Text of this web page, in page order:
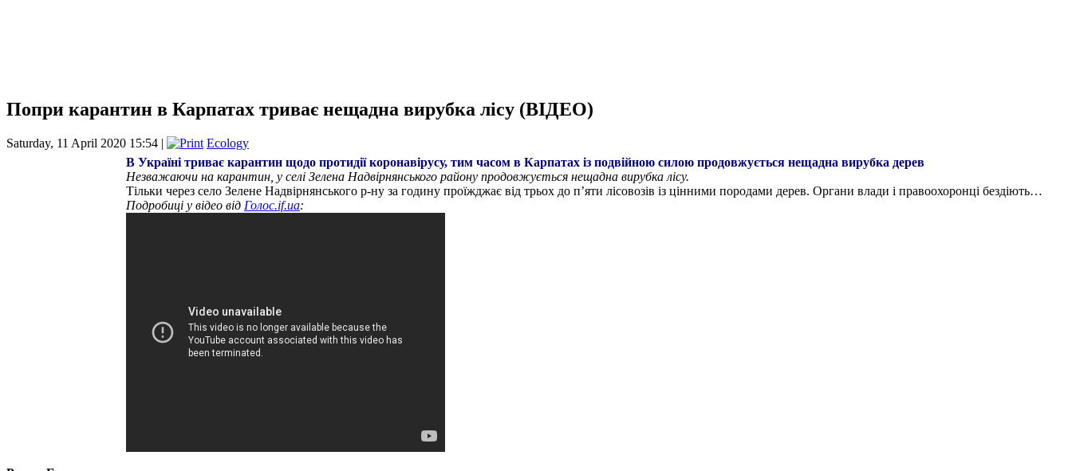
Попри карантин в Карпатах триває нещадна вирубка лісу (ВІДЕО)
Saturday, 11 April 2020 15:54 |
Ecology
В Україні триває карантин щодо протидії коронавірусу, тим часом в Карпатах із подвійною силою продовжується нещадна вирубка дерев
Незважаючи на карантин, у селі Зелена Надвірнянського району продовжується нещадна вирубка лісу.
Тільки через село Зелене Надвірнянського р-ну за годину проїжджає від трьох до п’яти лісовозів із цінними породами дерев. Органи влади і правоохоронці бездіють…
Подробиці у відео від Голос.if.ua: